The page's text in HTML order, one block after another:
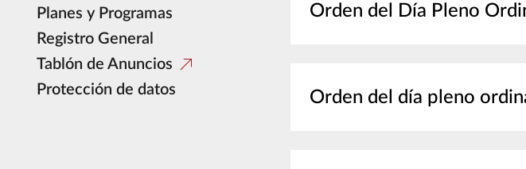
Planes y Programas
Registro General
Tablón de Anuncios
Protección de datos
Orden del Día Pleno
Orden del día pleno